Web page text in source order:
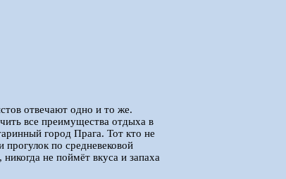
отвечают одно и то же.
все преимущества отдыха в
город Прага. Тот кто не
по средневековой
не поймёт вкуса и запаха